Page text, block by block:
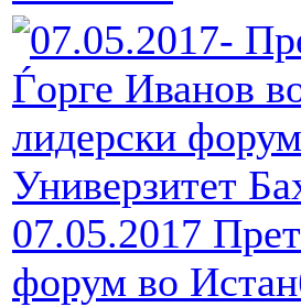
07.05.2017
форум во